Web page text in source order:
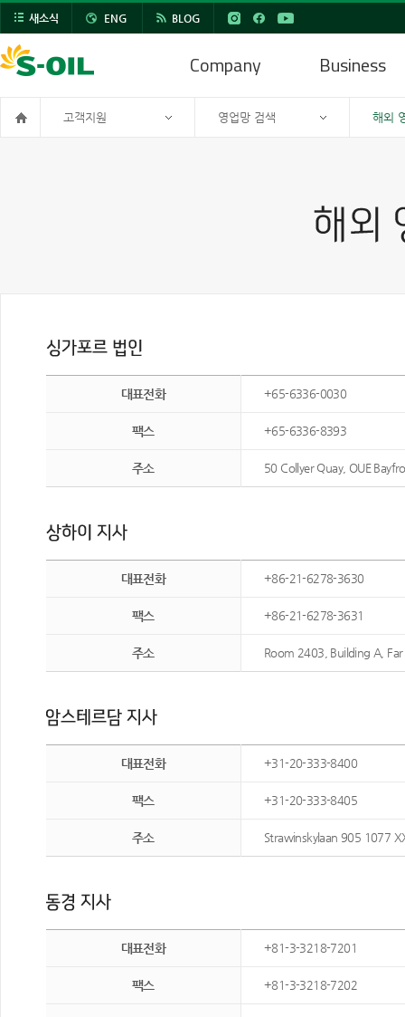
새소식 ENG BLOG
Company Business
고객지원 영업망 검색 해외
대표전화 +65-6336-0030
팩스 +65-6336-8393
주소 50 Collyer Quay, OUE
대표전화 +86-21-6278-3630
팩스 +86-21-6278-3631
주소 Room 2403, Building A,
대표전화 +31-20-333-8400
팩스 +31-20-333-8405
주소 Strawinskylaan 905 1077
대표전화 +81-3-3218-7201
팩스 +81-3-3218-7202